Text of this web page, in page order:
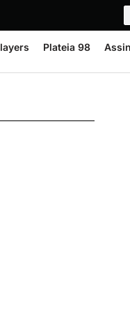
Plateia 98